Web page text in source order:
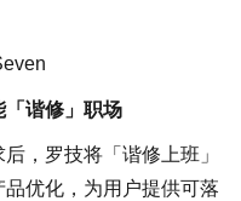
「谐修」职场
，罗技将「谐修上班」
优化，为用户提供可落